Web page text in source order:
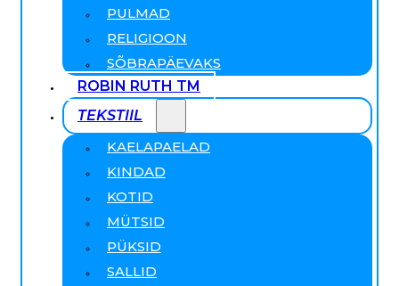
PULMAD
RELIGIOON
SÕBRAPÄEVAKS
ROBIN RUTH TM
TEKSTIIL
KAELAPAELAD
KINDAD
KOTID
MÜTSID
PÜKSID
SALLID